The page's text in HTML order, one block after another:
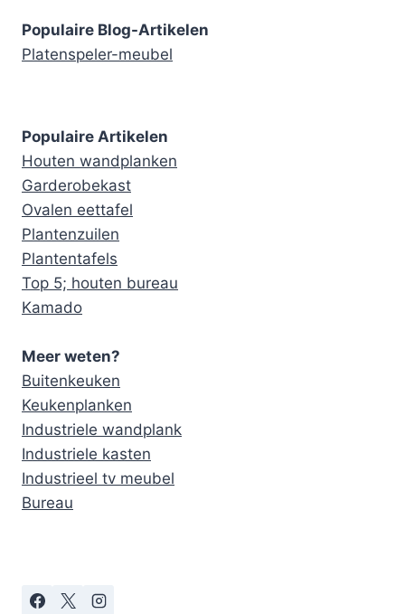
Populaire Blog-Artikelen
Platenspeler-meubel
Populaire Artikelen
Houten wandplanken
Garderobekast
Ovalen eettafel
Plantenzuilen
Plantentafels
Top 5; houten bureau
Kamado
Meer weten?
Buitenkeuken
Keukenplanken
Industriele wandplank
Industriele kasten
Industrieel tv meubel
Bureau